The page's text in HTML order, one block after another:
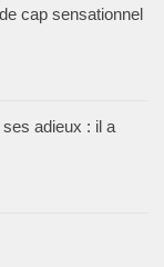
cap sensationnel
adieux : il a